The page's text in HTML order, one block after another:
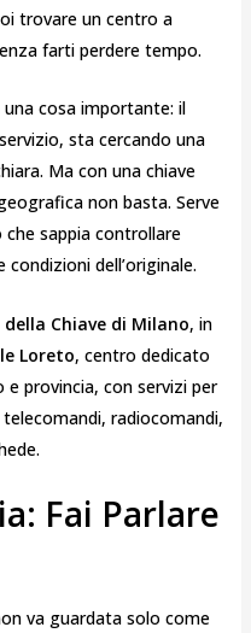
trovare un centro a
farti perdere tempo.
cosa importante: il
sta cercando una
Ma con una chiave
non basta. Serve
che sappia controllare
dell’originale.
della Chiave di Milano, in
Loreto, centro dedicato
e provincia, con servizi per
radiocomandi,
Fai Parlare
va guardata solo come